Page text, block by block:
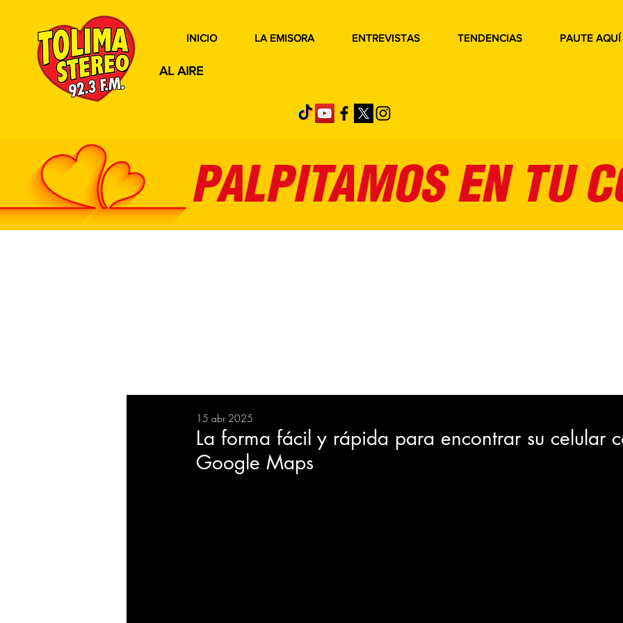
AL AIRE
INICIO LA EMISORA ENTREVISTAS TENDENCIAS PAUTE AQUÍ
BIENESTAR EVENTOS
TECNOLOGIA
La forma fácil y rápida para encontrar su celular
Google Maps
15 abr 2025